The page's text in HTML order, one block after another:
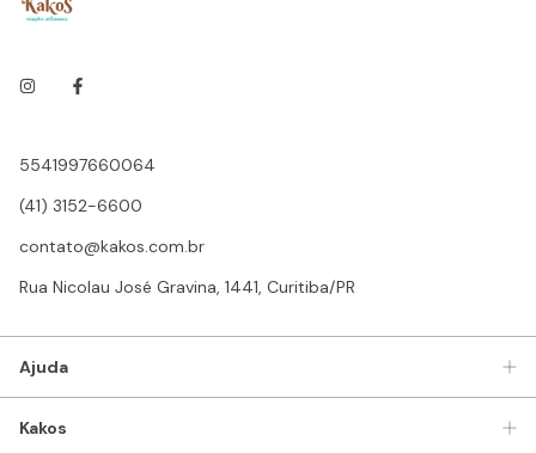
5541997660064
(41) 3152-6600
contato@kakos.com.br
Rua Nicolau José Gravina, 1441, Curitiba/PR
Ajuda
Kakos